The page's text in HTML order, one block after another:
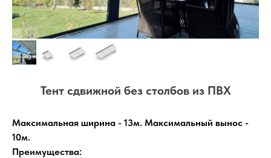
Тент сдвижной без столбов из ПВХ
Максимальная ширина - 13м. Максимальный вынос -
10м.
Преимущества: